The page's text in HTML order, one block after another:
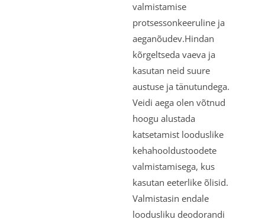
valmistamise
protsessonkeeruline ja
aeganõudev.Hindan
kõrgeltseda vaeva ja
kasutan neid suure
austuse ja tänutundega.
Veidi aega olen võtnud
hoogu alustada
katsetamist looduslike
kehahooldustoodete
valmistamisega, kus
kasutan eeterlike õlisid.
Valmistasin endale
loodusliku deodorandi